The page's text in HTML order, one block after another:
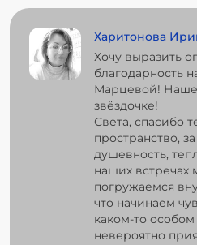
Харитонова
Хочу выразить
благодарность
Марцевой!
звёздочке!
Света, спасибо
пространство,
душевность,
наших встречах
погружаемся
что начинаем
каком-то
невероятно